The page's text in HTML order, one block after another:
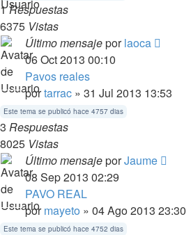
1Respuestas
6375 Vistas
Último mensajeporlaoca
06 Oct 2013 00:10
Pavos reales
portarrac » 31 Jul 2013 13:53
Este tema se publicó hace 4757 dias
3 Respuestas
8025 Vistas
Último mensajeporJaume
08 Sep 2013 02:29
PAVO REAL
pormayeto » 04 Ago 2013 23:30
Este tema se publicó hace 4752 dias